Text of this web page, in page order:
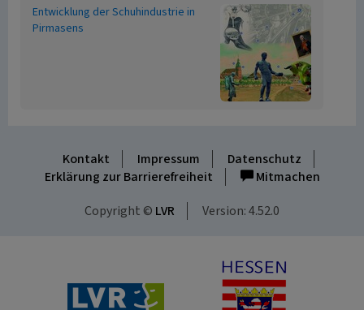
Entwicklung der Schuhindustrie in
Pirmasens
Kontakt Impressum
Datenschutz
Erklärung zur Barrierefreiheit
Mitmachen
Copyright © LVR Version: 4.52.0